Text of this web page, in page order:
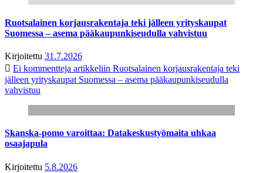
Ruotsalainen korjausrakentaja teki jälleen yrityskaupat
Suomessa – asema pääkaupunkiseudulla vahvistuu
Kirjoitettu 31.7.2026
Ei kommentteja artikkeliin Ruotsalainen korjausrakentaja teki
jälleen yrityskaupat Suomessa – asema pääkaupunkiseudulla
vahvistuu
Skanska-pomo varoittaa: Datakeskustyömaita uhkaa
osaajapula
Kirjoitettu 5.8.2026